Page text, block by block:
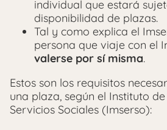
individual que estará
disponibilidad de plazas.
Tal y como explica el
persona que viaje con el
valerse por sí misma.
Estos son los requisitos
una plaza, según el Instituto
Servicios Sociales (Imserso):